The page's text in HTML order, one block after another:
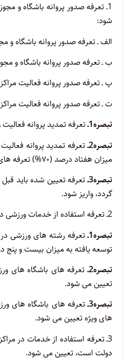
شود:
الف ـ تعرفه صدور پروانه باشگاه و مجوز
ب ـ تعرفه صدور پروانه باشگاه و مجوز
پ ـ تعرفه صدور پروانه فعالیت مراکز
ت ـ تعرفه صدور پروانه فعالیت مراکز
تبصره1ـ تعرفه تمدید پروانه فعالیت و
تبصره2ـ
تعرفه تمدید پروانه
میزان هفتاد درصد (۷۰%) تعرفه های فوق می باشد.
تبصره3ـ
تعرفه تعیین شده باید
گردد، واریز شود.
2ـ تعرفه استفاده از خدمات ورزشی در باشگاه ها در سال ۱۴۰۵ طبق جدول پیوست (۱) که تأییدشده به مهر دفتر هئیت دولت است، تعیین می شود.
تبصره1ـ
توسعه یافته به میزان بیست و پنج درصد (۲۵%) کاهش نسبت به تعرفه مراکز استانها
تبصره2ـ
تعیین می شود.
تبصره3ـ
های ویژه تعیین می شود.
3ـ تعرفه استفاده از خدمات در مراکز ارائه دهنده خدمات ورزشی و تندرستی در سال ۱۴۰۵ طبق جدول پیوست
دولت است، تعیین می شود.